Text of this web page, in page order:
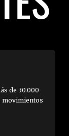
de 30.000
movimientos